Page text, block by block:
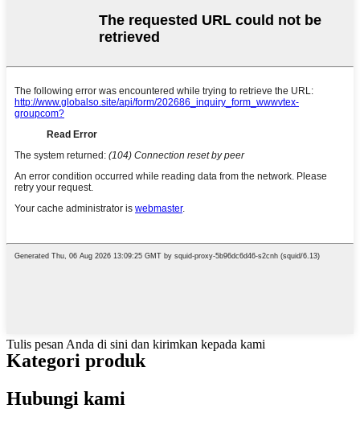
Tulis pesan Anda di sini dan kirimkan kepada kami
Kategori produk
Hubungi kami